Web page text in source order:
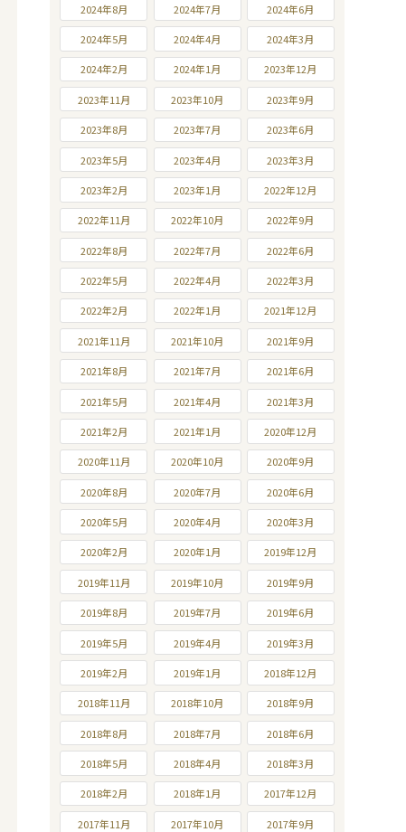
2024年8月 2024年7月 2024年6月
2024年5月 2024年4月 2024年3月
2024年2月 2024年1月 2023年12月
2023年11月 2023年10月 2023年9月
2023年8月 2023年7月 2023年6月
2023年5月 2023年4月 2023年3月
2023年2月 2023年1月 2022年12月
2022年11月 2022年10月 2022年9月
2022年8月 2022年7月 2022年6月
2022年5月 2022年4月 2022年3月
2022年2月 2022年1月 2021年12月
2021年11月 2021年10月 2021年9月
2021年8月 2021年7月 2021年6月
2021年5月 2021年4月 2021年3月
2021年2月 2021年1月 2020年12月
2020年11月 2020年10月 2020年9月
2020年8月 2020年7月 2020年6月
2020年5月 2020年4月 2020年3月
2020年2月 2020年1月 2019年12月
2019年11月 2019年10月 2019年9月
2019年8月 2019年7月 2019年6月
2019年5月 2019年4月 2019年3月
2019年2月 2019年1月 2018年12月
2018年11月 2018年10月 2018年9月
2018年8月 2018年7月 2018年6月
2018年5月 2018年4月 2018年3月
2018年2月 2018年1月 2017年12月
2017年11月 2017年10月 2017年9月